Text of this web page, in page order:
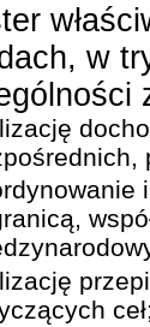
w
ceł;